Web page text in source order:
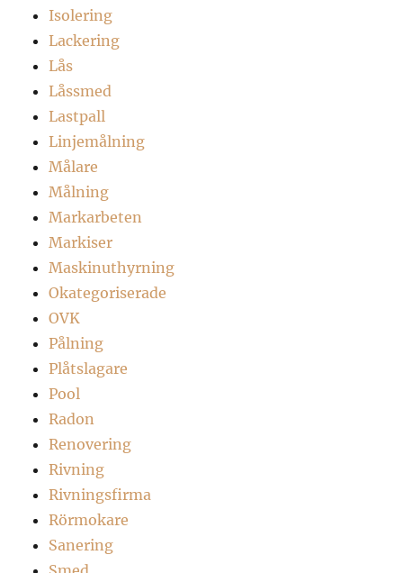
Isolering
Lackering
Lås
Låssmed
Lastpall
Linjemålning
Målare
Målning
Markarbeten
Markiser
Maskinuthyrning
Okategoriserade
OVK
Pålning
Plåtslagare
Pool
Radon
Renovering
Rivning
Rivningsfirma
Rörmokare
Sanering